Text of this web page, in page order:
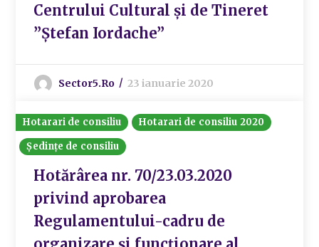
Centrului Cultural și de Tineret
”Ștefan Iordache”
Sector5.ro 23 ianuarie 2020
Hotarari de consiliu
Hotarari de consiliu 2020
Ședințe de consiliu
Hotărârea nr. 70/23.03.2020
privind aprobarea
Regulamentului-cadru de